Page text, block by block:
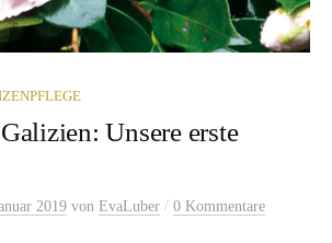
Unsere erste
2019 von EvaLuber / 0 Kommentare